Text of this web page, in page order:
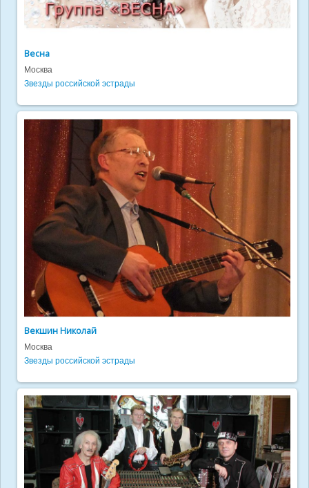
Весна
Москва
Звезды российской эстрады
Векшин Николай
Москва
Звезды российской эстрады